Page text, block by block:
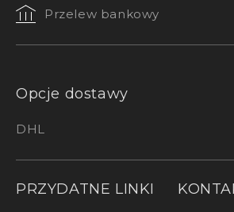
Przelew bankowy
Opcje dostawy
DHL
PRZYDATNE LINKI